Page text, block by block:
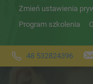
Zmień ustawienia
Program szkolenia
48 532824396